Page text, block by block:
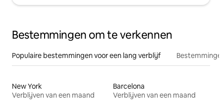
Bestemmingen om te verkennen
Populaire bestemmingen voor een lang verblijf
New York
Verblijven van een maand
Barcelona
Verblijven van een maand